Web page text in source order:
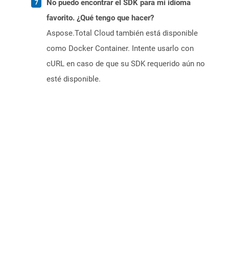
No puedo encontrar el SDK para mi idioma
favorito. ¿Qué tengo que hacer?
Aspose.Total Cloud también está disponible
como Docker Container. Intente usarlo con
cURL en caso de que su SDK requerido aún no
esté disponible.